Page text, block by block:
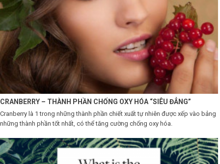
CRANBERRY – THÀNH PHẦN CHỐNG OXY HÓA “SIÊU ĐẲNG”
Cranberry là 1 trong những thành phần chiết xuất tự nhiên được xếp vào bảng
những thành phần tốt nhất, có thể tăng cường chống oxy hóa.